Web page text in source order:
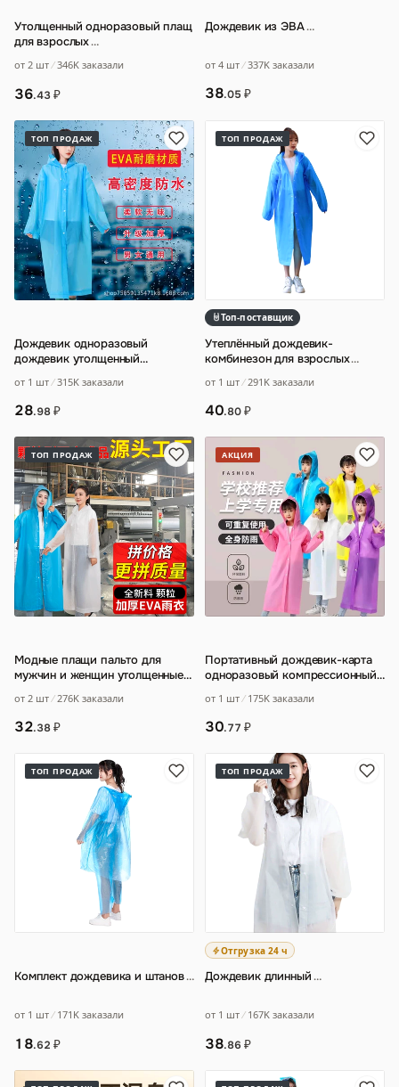
Утолщенный одноразовый плащ
для взрослых…
от 2 шт 346K заказали
36.43₽
Дождевик из ЭВА…
от 4 шт 337K заказали
38.05 ₽
ТОП ПРОДАЖ
Дождевик одноразовый
дождевик утолщенный
производитель оптом для
путешес
от 1 шт 315K заказали
28.98₽
ТОП ПРОДАЖ
Топ-поставщик
Утеплённый дождевик-
комбинезон для взрослых…
от 1 шт 291K заказали
40.80₽
ТОП ПРОДАЖ
Модные плащи пальто для
мужчин и женщин утолщенные
водонепроницае…
от 2 шт 276K заказали
32.38₽
АКЦИЯ
Портативный дождевик-карта
одноразовый компрессионный
и женский…
от 1 шт 175K заказали
30.77 ₽
ТОП ПРОДАЖ
Комплект дождевика и штанов…
от 1 шт 171K заказали
18.62 ₽
ТОП ПРОДАЖ
Отгрузка 24 ч
Дождевик длинный…
от 1 шт 167K заказали
38.86 ₽